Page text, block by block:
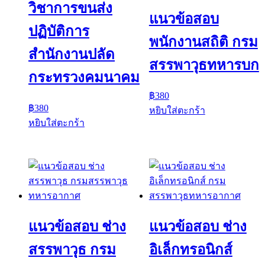
วิชาการขนส่ง
ปฏิบัติการ
สำนักงานปลัด
กระทรวงคมนาคม
฿380
หยิบใส่ตะกร้า
แนวข้อสอบ
พนักงานสถิติ กรม
สรรพาวุธทหารบก
฿380
หยิบใส่ตะกร้า
แนวข้อสอบ ช่าง
สรรพาวุธ กรม
แนวข้อสอบ ช่าง
อิเล็กทรอนิกส์